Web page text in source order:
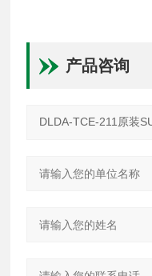
产品咨询